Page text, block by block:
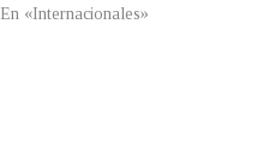
En «Internacionales»